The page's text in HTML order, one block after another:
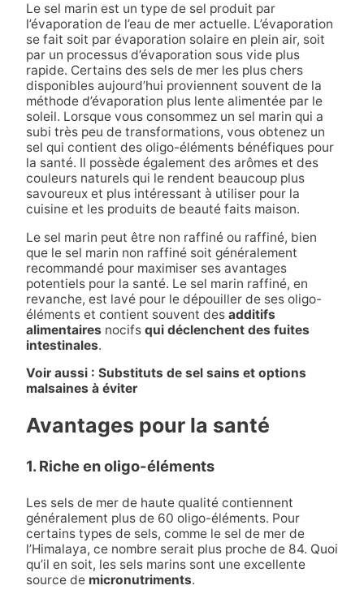
Le sel marin est un type de sel produit par
l’évaporation de l’eau de mer actuelle. L’évaporation
se fait soit par évaporation solaire en plein air, soit
par un processus d’évaporation sous vide plus
rapide. Certains des sels de mer les plus chers
disponibles aujourd’hui proviennent souvent de la
méthode d’évaporation plus lente alimentée par le
soleil. Lorsque vous consommez un sel marin qui a
subi très peu de transformations, vous obtenez un
sel qui contient des oligo-éléments bénéfiques pour
la santé. Il possède également des arômes et des
couleurs naturels qui le rendent beaucoup plus
savoureux et plus intéressant à utiliser pour la
cuisine et les produits de beauté faits maison.
Le sel marin peut être non raffiné ou raffiné, bien
que le sel marin non raffiné soit généralement
recommandé pour maximiser ses avantages
potentiels pour la santé. Le sel marin raffiné, en
revanche, est lavé pour le dépouiller de ses oligo-
éléments et contient souvent des additifs
alimentaires nocifs qui déclenchent des fuites
intestinales.
Voir aussi : Substituts de sel sains et options
malsaines à éviter
Avantages pour la santé
1. Riche en oligo-éléments
Les sels de mer de haute qualité contiennent
généralement plus de 60 oligo-éléments. Pour
certains types de sels, comme le sel de mer de
l’Himalaya, ce nombre serait plus proche de 84. Quoi
qu’il en soit, les sels marins sont une excellente
source de micronutriments.